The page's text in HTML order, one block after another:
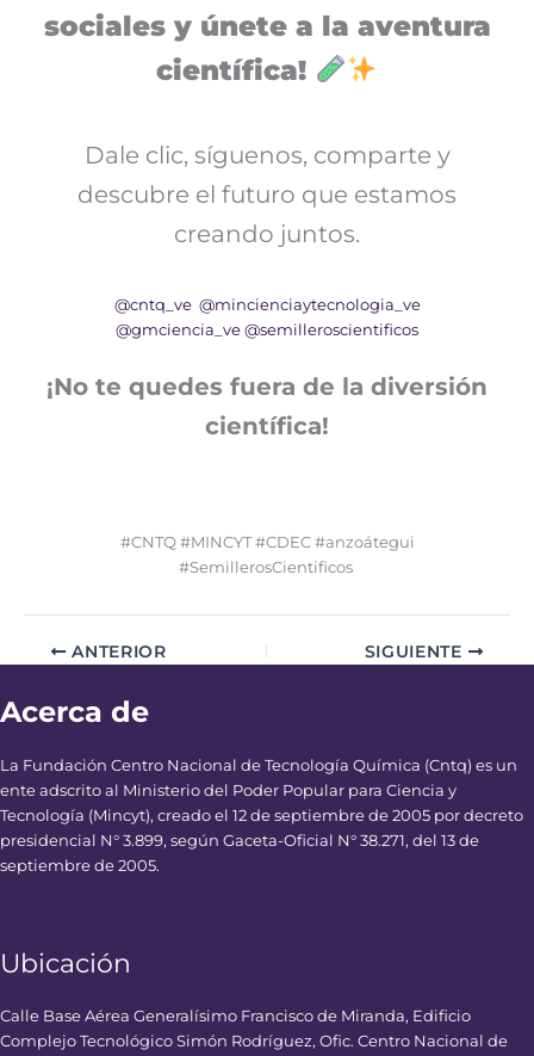
sociales y únete a la aventura
científica!
Dale clic, síguenos, comparte y
descubre el futuro que estamos
creando juntos.
@cntq_ve @mincienciaytecnologia_ve
@gmciencia_ve @semilleroscientificos
¡No te quedes fuera de la diversión
científica!
#CNTQ #MINCYT #CDEC #anzoátegui
#SemillerosCientificos
ANTERIOR SIGUIENTE
Acerca de
La Fundación Centro Nacional de Tecnología Química (Cntq) es un
ente adscrito al Ministerio del Poder Popular para Ciencia y
Tecnología (Mincyt), creado el 12 de septiembre de 2005 por decreto
presidencial N° 3.899, según Gaceta-Oficial N° 38.271, del 13 de
septiembre de 2005.
Ubicación
Calle Base Aérea Generalísimo Francisco de Miranda, Edificio
Complejo Tecnológico Simón Rodríguez, Ofic. Centro Nacional de